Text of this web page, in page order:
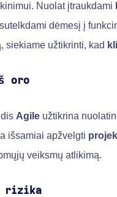
Nuolat įtraukdami
dėmesį į
siekiame užtikrinti, kad
oro
Agile užtikrina
išsamiai apžvelgti
veiksmų atlikimą.
rizika